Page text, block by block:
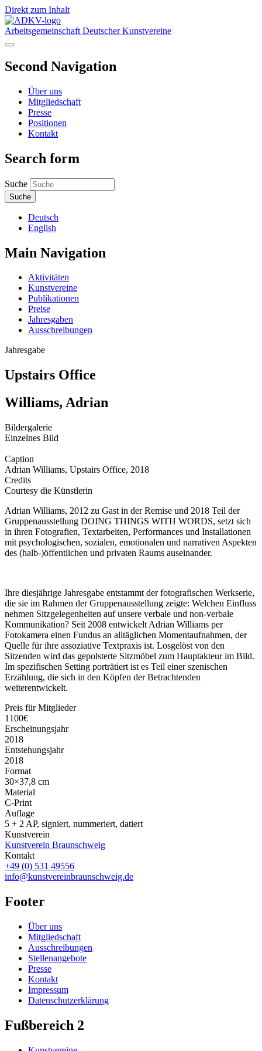
Direkt zum Inhalt
Arbeitsgemeinschaft Deutscher Kunstvereine
Second Navigation
Über uns
Mitgliedschaft
Presse
Positionen
Kontakt
Search form
Suche
Deutsch
English
Main Navigation
Aktivitäten
Kunstvereine
Publikationen
Preise
Jahresgaben
Ausschreibungen
Jahresgabe
Upstairs Office
Williams, Adrian
Bildergalerie
Einzelnes Bild
Caption
Adrian Williams, Upstairs Office, 2018
Credits
Courtesy die Künstlerin
Adrian Williams, 2012 zu Gast in der Remise und 2018 Teil der
Gruppenausstellung DOING THINGS WITH WORDS, setzt sich
in ihren Fotografien, Textarbeiten, Performances und Installationen
mit psychologischen, sozialen, emotionalen und narrativen Aspekten
des (halb-)öffentlichen und privaten Raums auseinander.
Ihre diesjährige Jahresgabe entstammt der fotografischen Werkserie,
die sie im Rahmen der Gruppenausstellung zeigte: Welchen Einfluss
nehmen Sitzgelegenheiten auf unsere verbale und non-verbale
Kommunikation? Seit 2008 entwickelt Adrian Williams per
Fotokamera einen Fundus an alltäglichen Momentaufnahmen, der
Quelle für ihre assoziative Textpraxis ist. Losgelöst von den
Sitzenden wird das gepolsterte Sitzmöbel zum Hauptakteur im Bild.
Im spezifischen Setting porträtiert ist es Teil einer szenischen
Erzählung, die sich in den Köpfen der Betrachtenden
weiterentwickelt.
Preis für Mitglieder
1100€
Erscheinungsjahr
2018
Entstehungsjahr
2018
Format
30×37,8 cm
Material
C-Print
Auflage
5 + 2 AP, signiert, nummeriert, datiert
Kunstverein
Kunstverein Braunschweig
Kontakt
+49 (0) 531 49556
info@kunstvereinbraunschweig.de
Footer
Über uns
Mitgliedschaft
Ausschreibungen
Stellenangebote
Presse
Kontakt
Impressum
Datenschutzerklärung
Fußbereich 2